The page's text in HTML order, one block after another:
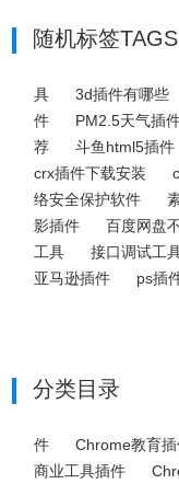
随机标签TAGS
具
3d插件有哪些
件
PM2.5天气插
荐
斗鱼html5插件
crx插件下载安装
络安全保护软件
影插件
百度网盘
工具
接口调试工
亚马逊插件
ps插
分类目录
件
Chrome教育
商业工具插件